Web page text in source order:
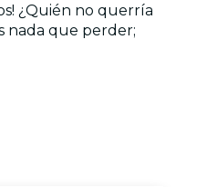
¿Quién no querría
nada que perder;